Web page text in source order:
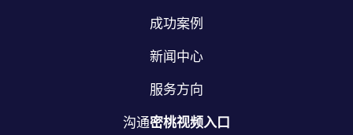
成功案例
新闻中心
服务方向
沟通密桃视频入口